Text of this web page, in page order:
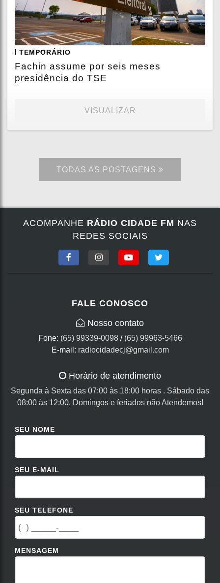
TEMPORÁRIO
Fachin assume por seis meses
presidência do TSE
VISUALIZAR
TODAS AS POSTAGENS
ACOMPANHE RÁDIO CIDADE FM NAS
REDES SOCIAIS
FALE CONOSCO
Nosso contato
Fone: (65) 99339-0098/ (65) 99963-5466
E-mail: radiocidadecj@gmail.com
Horário de atendimento
Segunda à Sexta das 07:00 às 18:00 horas . Sábado das
08:00 às 12:00, Domingos e feriados não Atendemos!
SEU NOME
SEU E-MAIL
SEU TELEFONE
MENSAGEM